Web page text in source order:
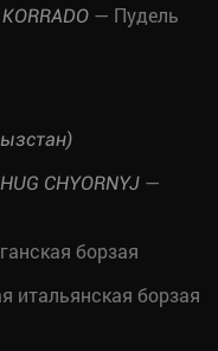
— Пудель
CHYORNYJ —
борзая
итальянская борзая